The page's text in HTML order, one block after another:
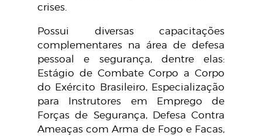
crises.
Possui diversas capacitações
complementares na área de defesa
pessoal e segurança, dentre elas:
Estágio de Combate Corpo a Corpo
do Exército Brasileiro, Especialização
para Instrutores em Emprego de
Forças de Segurança, Defesa Contra
Ameaças com Arma de Fogo e Facas,